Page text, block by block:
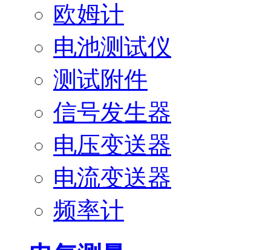
欧姆计
电池测试仪
测试附件
信号发生器
电压变送器
电流变送器
频率计